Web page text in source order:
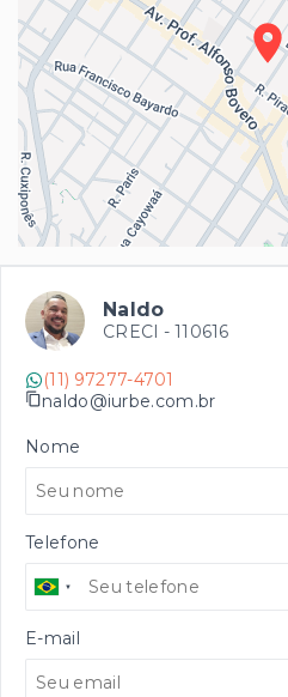
Naldo
CRECI - 110616
(11) 97277-4701
naldo@iurbe.com.br
Nome
Telefone
E-mail